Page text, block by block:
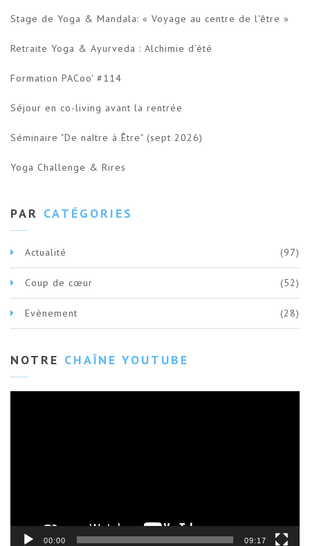
Stage de Yoga & Mandala: « Voyage au centre de l'être »
Retraite Yoga & Ayurveda : Alchimie d’été
Formation PACoo' #114
Séjour en co-living avant la rentrée
Séminaire "De naître à Être" (sept 2026)
Yoga Challenge & Rires
PAR CATÉGORIES
Actualité (97)
Coup de cœur (52)
Evènement (28)
NOTRE CHAÎNE YOUTUBE
00:00 09:17